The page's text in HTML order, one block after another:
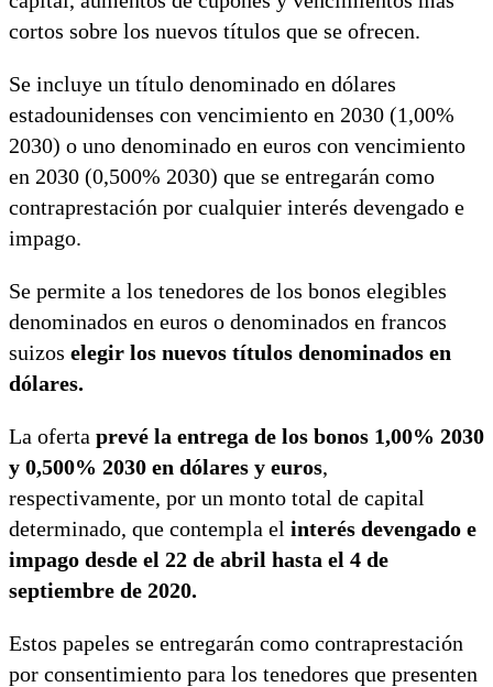
cortos sobre los nuevos títulos que se ofrecen.
Se incluye un título denominado en dólares
estadounidenses con vencimiento en 2030 (1,00%
2030) o uno denominado en euros con vencimiento
en 2030 (0,500% 2030) que se entregarán como
contraprestación por cualquier interés devengado e
impago.
Se permite a los tenedores de los bonos elegibles
denominados en euros o denominados en francos
suizos elegir los nuevos títulos denominados en
dólares.
La oferta prevé la entrega de los bonos 1,00% 2030
y 0,500% 2030 en dólares y euros,
respectivamente, por un monto total de capital
determinado, que contempla el interés devengado e
impago desde el 22 de abril hasta el 4 de
septiembre de 2020.
Estos papeles se entregarán como contraprestación
por consentimiento para los tenedores que presenten